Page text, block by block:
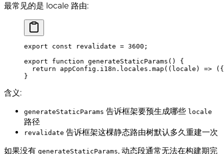
最常见的是 locale 路由:
export const revalidate = 3600 ;
export function generateStaticParams ()
{
  return
appConfig . i18n . locales . map ( ( locale ) => ( {
}
含义:
generateStaticParams 告诉框架要预生成哪些 locale
路径
revalidate 告诉框架这棵静态路由树默认多久重建一次
如果没有 generateStaticParams, 动态段通常无法在构建期完